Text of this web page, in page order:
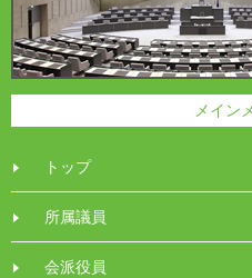
メイン
トップ
所属議員
会派役員